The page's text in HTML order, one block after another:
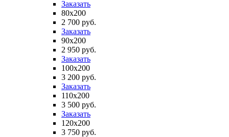
Заказать
80х200
2 700 руб.
Заказать
90х200
2 950 руб.
Заказать
100х200
3 200 руб.
Заказать
110х200
3 500 руб.
Заказать
120х200
3 750 руб.